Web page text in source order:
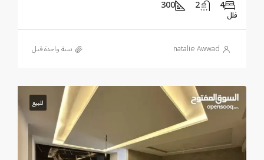
4
2
300
فلل
natalie Awwad ‏سنة واحدة قبل
للبيع